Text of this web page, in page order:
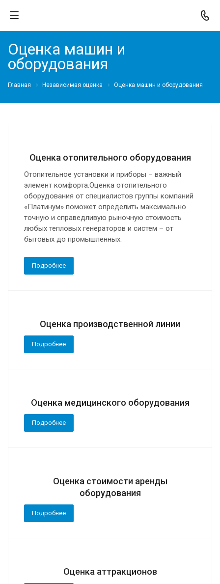
Оценка машин и
оборудования
Главная Независимая оценка Оценка машин и оборудования
Оценка отопительного оборудования
Отопительное установки и приборы – важный
элемент комфорта.Оценка отопительного
оборудования от специалистов группы компаний
«Платинум» поможет определить максимально
точную и справедливую рыночную стоимость
любых тепловых генераторов и систем – от
бытовых до промышленных.
Подробнее
Оценка производственной линии
Подробнее
Оценка медицинского оборудования
Подробнее
Оценка стоимости аренды
оборудования
Подробнее
Оценка аттракционов